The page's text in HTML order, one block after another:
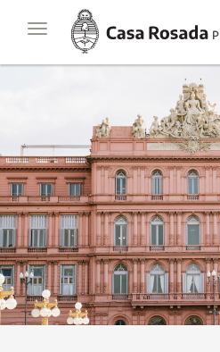
Toggle
navigation
Casa
Rosada
Presidencia
de